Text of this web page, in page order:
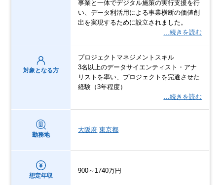
事業と一体でデジタル施策の実行支援を行
い、データ利活用による事業横断の価値創
出を実現するために設立されました。
…続きを読む
対象となる方
プロジェクトマネジメントスキル
3名以上のデータサイエンティスト・アナ
リストを率い、プロジェクトを完遂させた
経験（3年程度）
…続きを読む
勤務地
大阪府 東京都
想定年収
900～1740万円